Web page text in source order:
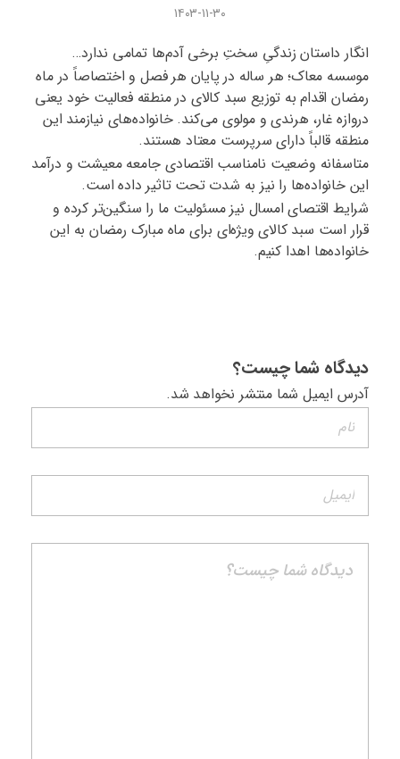
۱۴۰۳-۱۱-۳۰
انگار داستان زندگیِ سختِ برخی آدم‌ها تمامی ندارد…
موسسه معاک؛ هر ساله در پایان هر فصل و اختصاصاً در ماه
رمضان اقدام به توزیع سبد کالای در منطقه فعالیت خود یعنی
دروازه غار، هرندی و مولوی می‌کند. خانواده‌های نیازمند این
منطقه قالباً دارای سرپرست معتاد هستند.
متاسفانه وضعیت نامناسب اقتصادی جامعه معیشت و درآمد
این خانواده‌ها را نیز به شدت تحت تاثیر داده است.
شرایط اقتصای امسال نیز مسئولیت ما را سنگین‌تر کرده و
قرار است سبد کالای ویژه‌ای برای ماه مبارک رمضان به این
خانواده‌ها اهدا کنیم.
دیدگاه شما چیست؟
آدرس ایمیل شما منتشر نخواهد شد.